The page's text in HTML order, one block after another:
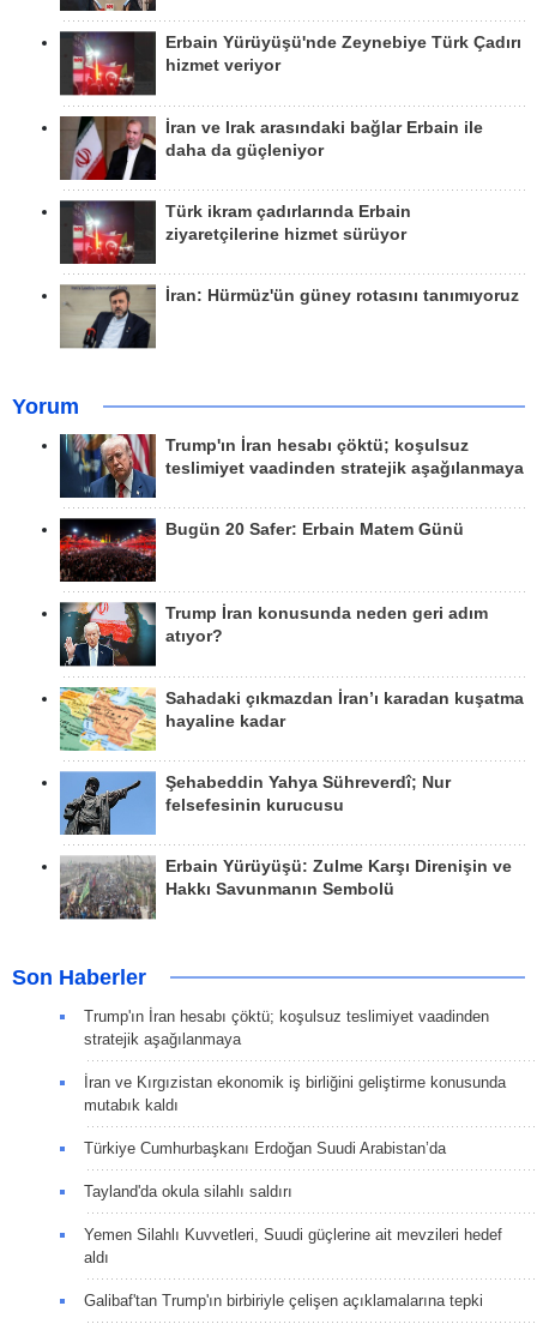
Erbain Yürüyüşü'nde Zeynebiye Türk Çadırı
hizmet veriyor
İran ve Irak arasındaki bağlar Erbain ile
daha da güçleniyor
Türk ikram çadırlarında Erbain
ziyaretçilerine hizmet sürüyor
İran: Hürmüz'ün güney rotasını tanımıyoruz
Yorum
Trump'ın İran hesabı çöktü; koşulsuz
teslimiyet vaadinden stratejik aşağılanmaya
Bugün 20 Safer: Erbain Matem Günü
Trump İran konusunda neden geri adım
atıyor?
Sahadaki çıkmazdan İran’ı karadan kuşatma
hayaline kadar
Şehabeddin Yahya Sühreverdî; Nur
felsefesinin kurucusu
Erbain Yürüyüşü: Zulme Karşı Direnişin ve
Hakkı Savunmanın Sembolü
Son Haberler
Trump'ın İran hesabı çöktü; koşulsuz teslimiyet vaadinden
stratejik aşağılanmaya
İran ve Kırgızistan ekonomik iş birliğini geliştirme konusunda
mutabık kaldı
Türkiye Cumhurbaşkanı Erdoğan Suudi Arabistan’da
Tayland'da okula silahlı saldırı
Yemen Silahlı Kuvvetleri, Suudi güçlerine ait mevzileri hedef
aldı
Galibaf'tan Trump'ın birbiriyle çelişen açıklamalarına tepki